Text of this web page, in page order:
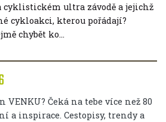
ultra závodě a jejichž
cykloakci, kterou pořádají?
chybět ko...
VENKU? Čeká na tebe více než 80
a inspirace. Cestopisy, trendy a